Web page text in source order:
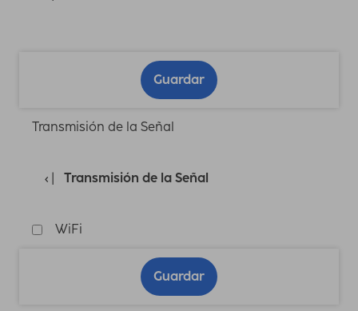
Guardar
Transmisión de la Señal
Transmisión de la Señal
WiFi
Guardar